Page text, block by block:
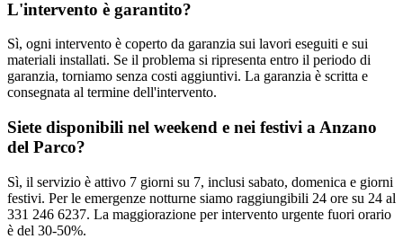
L'intervento è garantito?
Sì, ogni intervento è coperto da garanzia sui lavori eseguiti e sui
materiali installati. Se il problema si ripresenta entro il periodo di
garanzia, torniamo senza costi aggiuntivi. La garanzia è scritta e
consegnata al termine dell'intervento.
Siete disponibili nel weekend e nei festivi a Anzano
del Parco?
Sì, il servizio è attivo 7 giorni su 7, inclusi sabato, domenica e giorni
festivi. Per le emergenze notturne siamo raggiungibili 24 ore su 24 al
331 246 6237. La maggiorazione per intervento urgente fuori orario
è del 30-50%.